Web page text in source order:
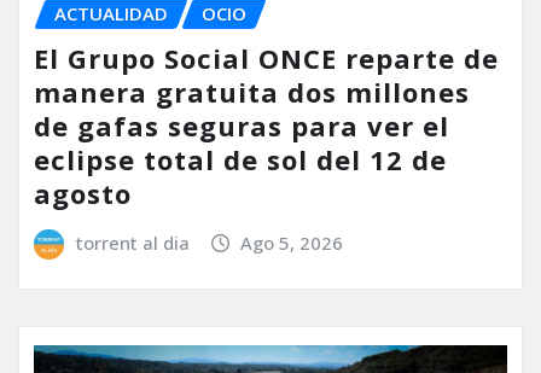
ACTUALIDAD OCIO
El Grupo Social ONCE reparte de
manera gratuita dos millones
de gafas seguras para ver el
eclipse total de sol del 12 de
agosto
torrent al dia Ago 5, 2026